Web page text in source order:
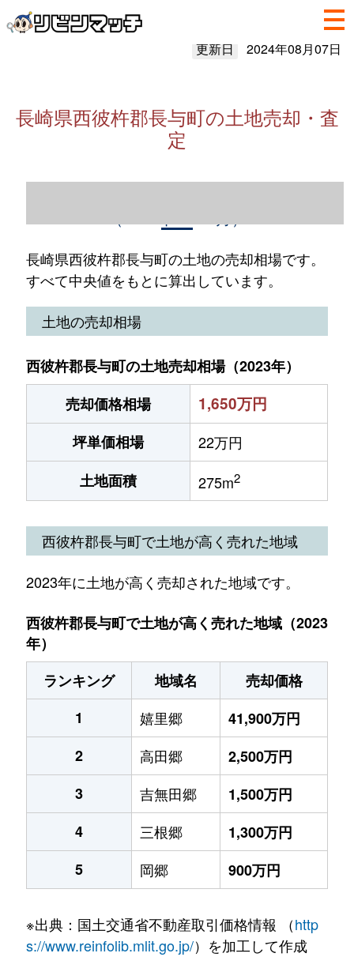
更新日 2024年08月07日
長崎県西彼杵郡長与町の土地売却・査
定
長崎県西彼杵郡長与町の土地の売却相場です。
すべて中央値をもとに算出しています。
土地の売却相場
西彼杵郡長与町の土地売却相場（2023年）
売却価格相場
1,650万円
坪単価相場
22万円
土地面積
275m2
西彼杵郡長与町で土地が高く売れた地域
2023年に土地が高く売却された地域です。
西彼杵郡長与町で土地が高く売れた地域（2023
年）
ランキング
地域名
売却価格
1
嬉里郷
41,900万円
2
高田郷
2,500万円
3
吉無田郷
1,500万円
4
三根郷
1,300万円
5
岡郷 900万円
※出典：国土交通省不動産取引価格情報 （http
s://www.reinfolib.mlit.go.jp/）を加工して作成